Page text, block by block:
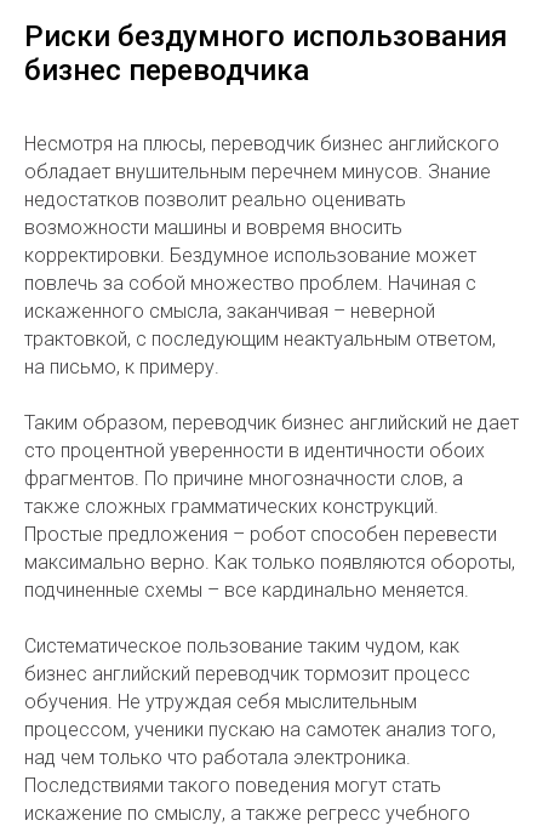
Риски бездумного использования
бизнес переводчика
Несмотря на плюсы, переводчик бизнес английского
обладает внушительным перечнем минусов. Знание
недостатков позволит реально оценивать
возможности машины и вовремя вносить
корректировки. Бездумное использование может
повлечь за собой множество проблем. Начиная с
искаженного смысла, заканчивая – неверной
трактовкой, с последующим неактуальным ответом,
на письмо, к примеру.
Таким образом, переводчик бизнес английский не дает
сто процентной уверенности в идентичности обоих
фрагментов. По причине многозначности слов, а
также сложных грамматических конструкций.
Простые предложения – робот способен перевести
максимально верно. Как только появляются обороты,
подчиненные схемы – все кардинально меняется.
Систематическое пользование таким чудом, как
бизнес английский переводчик тормозит процесс
обучения. Не утруждая себя мыслительным
процессом, ученики пускаю на самотек анализ того,
над чем только что работала электроника.
Последствиями такого поведения могут стать
искажение по смыслу, а также регресс учебного